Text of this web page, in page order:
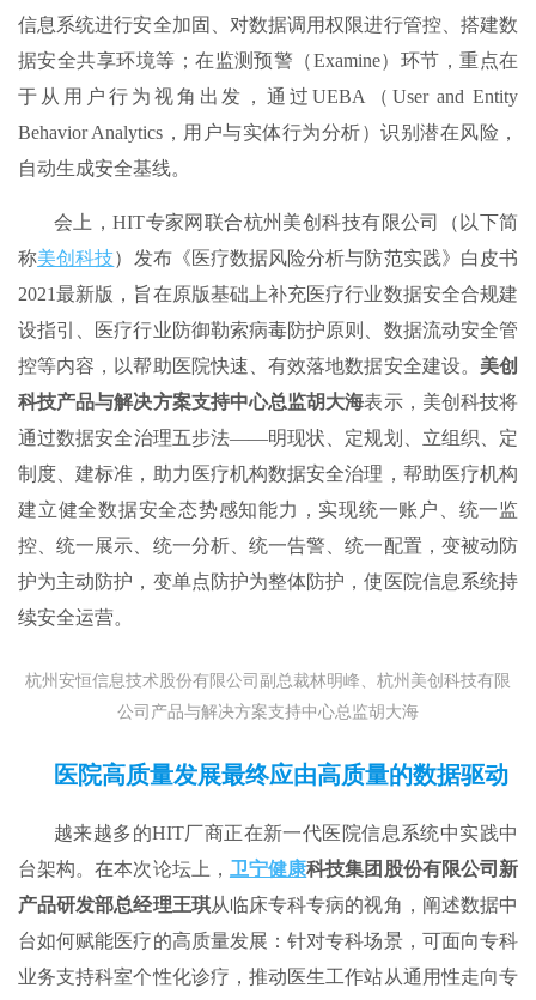
信息系统进行安全加固、对数据调用权限进行管控、搭建数
据安全共享环境等；在监测预警（Examine）环节，重点在
于从用户行为视角出发，通过UEBA（User and Entity
Behavior Analytics，用户与实体行为分析）识别潜在风险，
自动生成安全基线。
会上，HIT专家网联合杭州美创科技有限公司（以下简
称美创科技）发布《医疗数据风险分析与防范实践》白皮书
2021最新版，旨在原版基础上补充医疗行业数据安全合规建
设指引、医疗行业防御勒索病毒防护原则、数据流动安全管
控等内容，以帮助医院快速、有效落地数据安全建设。 美创
科技产品与解决方案支持中心总监胡大海表示，美创科技将
通过数据安全治理五步法——明现状、定规划、立组织、定
制度、建标准，助力医疗机构数据安全治理，帮助医疗机构
建立健全数据安全态势感知能力，实现统一账户、统一监
控、统一展示、统一分析、统一告警、统一配置，变被动防
护为主动防护，变单点防护为整体防护，使医院信息系统持
续安全运营。
杭州安恒信息技术股份有限公司副总裁林明峰、杭州美创科技有限
公司产品与解决方案支持中心总监胡大海
医院高质量发展最终应由高质量的数据驱动
越来越多的HIT厂商正在新一代医院信息系统中实践中
台架构。在本次论坛上， 卫宁健康科技集团股份有限公司新
产品研发部总经理王琪从临床专科专病的视角，阐述数据中
台如何赋能医疗的高质量发展：针对专科场景，可面向专科
业务支持科室个性化诊疗，推动医生工作站从通用性走向专